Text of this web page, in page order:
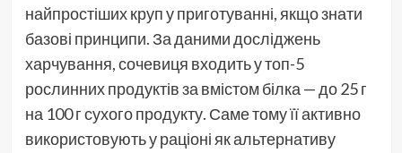
найпростіших круп у приготуванні, якщо знати
базові принципи. За даними досліджень
харчування, сочевиця входить у топ-5
рослинних продуктів за вмістом білка — до 25 г
на 100 г сухого продукту. Саме тому її активно
використовують у раціоні як альтернативу